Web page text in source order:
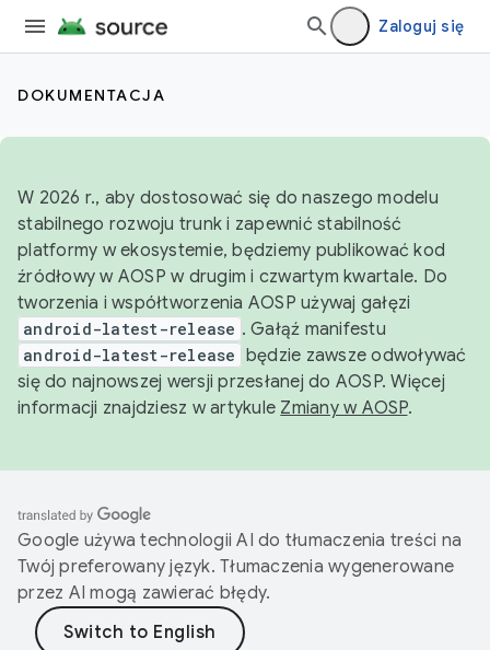
Zaloguj się
DOKUMENTACJA
W 2026 r., aby dostosować się do naszego modelu
stabilnego rozwoju trunk i zapewnić stabilność
platformy w ekosystemie, będziemy publikować kod
źródłowy w AOSP w drugim i czwartym kwartale. Do
tworzenia i współtworzenia AOSP używaj gałęzi
android-latest-release . Gałąź manifestu
android-latest-release będzie zawsze odwoływać
się do najnowszej wersji przesłanej do AOSP. Więcej
informacji znajdziesz w artykule Zmiany w AOSP.
Google używa technologii AI do tłumaczenia treści na
Twój preferowany język. Tłumaczenia wygenerowane
przez AI mogą zawierać błędy.